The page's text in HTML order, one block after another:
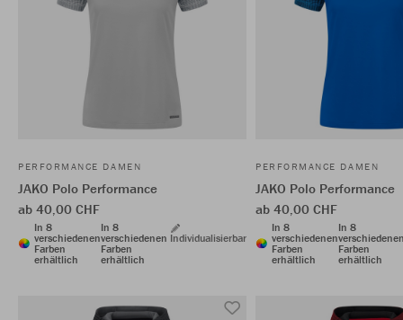
PERFORMANCE DAMEN
JAKO Polo Performance
ab 40,00 CHF
In 8
verschiedenen
Farben
erhältlich
In 8
verschiedenen
Farben
erhältlich
Individualisierbar
PERFORMANCE DAMEN
JAKO Polo Performance
ab 40,00 CHF
In 8
verschiedenen
Farben
erhältlich
In 8
Farben
erhältlich